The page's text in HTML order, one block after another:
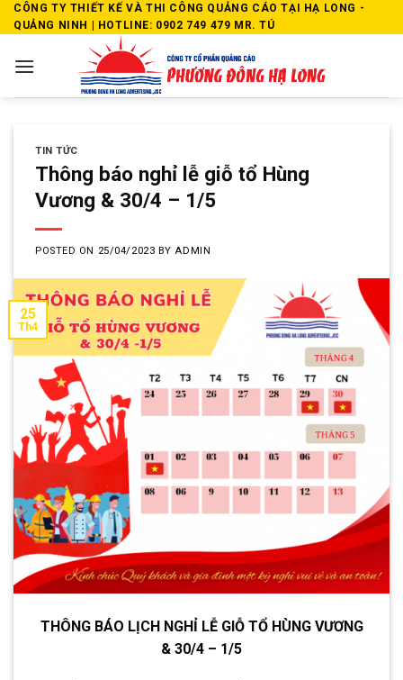
Skip
to
CÔNG TY THIẾT KẾ VÀ THI CÔNG QUẢNG CÁO TẠI HẠ LONG -
QUẢNG NINH | HOTLINE: 0902 749 479 MR. TÚ
TIN TỨC
Thông báo nghỉ lễ giỗ tổ Hùng
Vương & 30/4 – 1/5
POSTED ON 25/04/2023 BY ADMIN
25
Th4
THÔNG BÁO LỊCH NGHỈ LỄ GIỖ TỔ HÙNG VƯƠNG
& 30/4 – 1/5